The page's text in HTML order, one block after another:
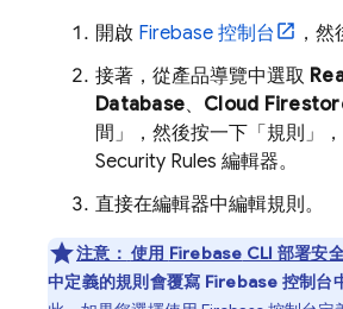
開啟 Firebase 控制台
，然
接著，從產品導覽中選取
Database、 Cloud
間」
，然後按一下「規則」
Security Rules 編輯器。
直接在編輯器中編輯規則。
注意： 使用 Firebase CLI 部署安
中定義的規則會覆寫 Firebase 控制台